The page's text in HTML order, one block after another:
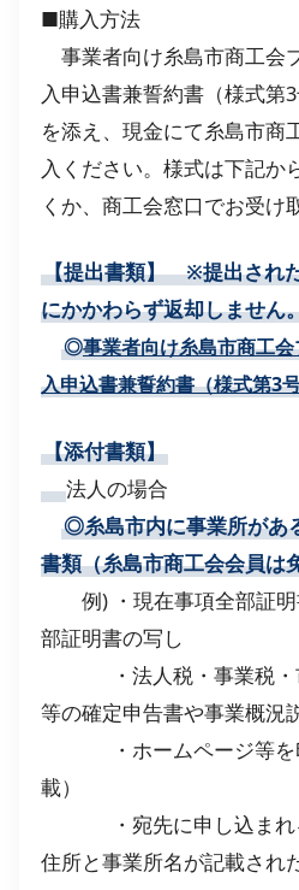
■購入方法
事業者向け糸島市商工会
入申込書兼誓約書（様式第
を添え、現金にて糸島市商
入ください。様式は下記か
くか、商工会窓口でお受け
【提出書類】 ※提出され
にかかわらず返却しません
◎事業者向け糸島市商工
入申込書兼誓約書（様式第3
【添付書類】
法人の場合
◎糸島市内に事業所があ
書類（糸島市商工会会員は
例) ・現在事項全部証明
部証明書の写し
・法人税・事業税・
等の確定申告書や事業概況
・ホームページ等を印
載）
・宛先に申し込まれ
住所と事業所名が記載され